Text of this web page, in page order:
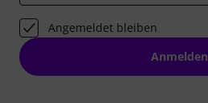
Angemeldet bleiben
Anmelden